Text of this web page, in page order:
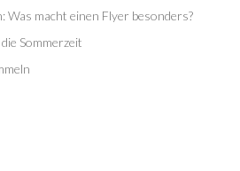
Was macht einen Flyer besonders?
Sommerzeit